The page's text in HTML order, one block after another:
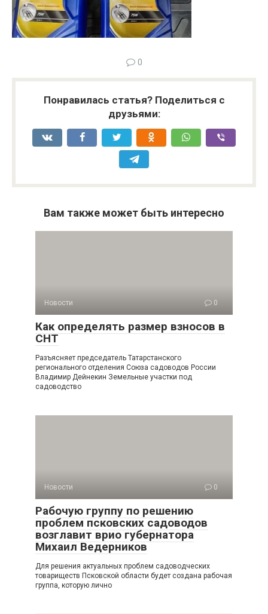
0
Понравилась статья? Поделиться с
друзьями:
Вам также может быть интересно
Новости 0
Как определять размер взносов в
СНТ
Разъясняет председатель Татарстанского
регионального отделения Союза садоводов России
Владимир Дейнекин Земельные участки под
садоводство
Новости 0
Рабочую группу по решению
проблем псковских садоводов
возглавит врио губернатора
Михаил Ведерников
Для решения актуальных проблем садоводческих
товариществ Псковской области будет создана рабочая
группа, которую лично